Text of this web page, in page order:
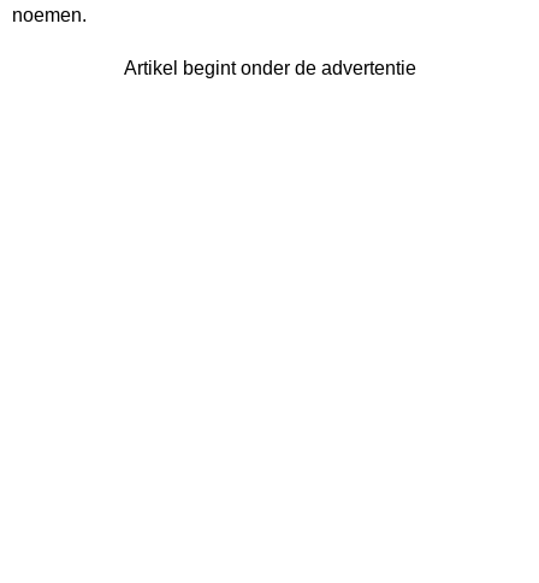
noemen.
Artikel begint onder de advertentie